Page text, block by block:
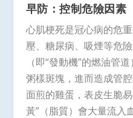
早防：控制危險因素
心肌梗死是冠心病的危
壓、糖尿病、吸煙等危
（即“發動機”的燃油管
粥樣斑塊，進而造成管
面煎的雞蛋，表皮生脆
黃”（脂質）會大量流入